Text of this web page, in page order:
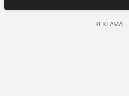
REKLAMA